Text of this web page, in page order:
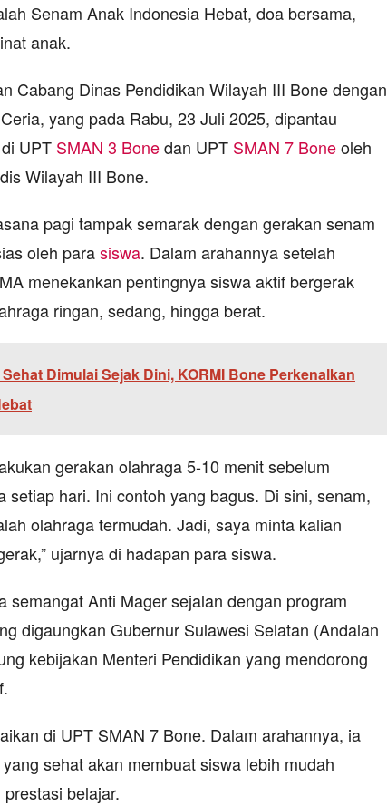
Senam Anak Indonesia Hebat, doa bersama,
anak.
Cabang Dinas Pendidikan Wilayah III Bone dengan
yang pada Rabu, 23 Juli 2025, dipantau
UPT SMAN 3 Bonedan UPT SMAN 7 Boneoleh
Wilayah III Bone.
pagi tampak semarak dengan gerakan senam
oleh parasiswa. Dalam arahannya setelah
menekankan pentingnya siswa aktif bergerak
ringan, sedang, hingga berat.
Dimulai Sejak Dini, KORMI Bone Perkenalkan
gerakan olahraga 5-10 menit sebelum
setiap hari. Ini contoh yang bagus. Di sini, senam,
olahraga termudah. Jadi, saya minta kalian
ujarnya di hadapan para siswa.
semangat Anti Mager sejalan dengan program
digaungkan Gubernur Sulawesi Selatan (Andalan
kebijakan Menteri Pendidikan yang mendorong
di UPT SMAN 7 Bone. Dalam arahannya, ia
sehat akan membuat siswa lebih mudah
belajar.